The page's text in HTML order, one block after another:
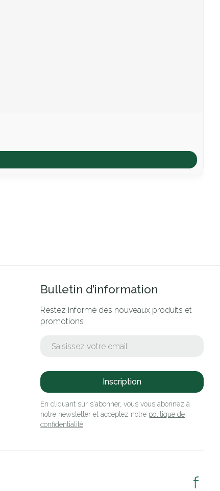
Bulletin d’information
Restez informé des nouveaux produits et
promotions
Inscription
En cliquant sur s'abonner, vous vous abonnez à
notre newsletter et acceptez notre politique de
confidentialité.